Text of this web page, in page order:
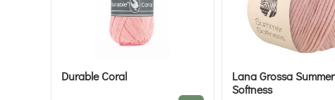
Durable Coral
Lana Grossa Summer
Softness